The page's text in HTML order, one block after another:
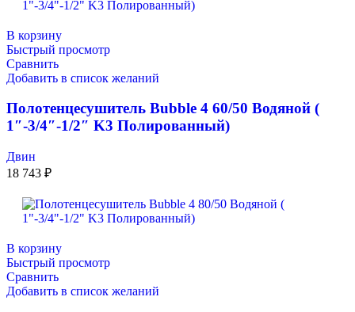
В корзину
Быстрый просмотр
Сравнить
Добавить в список желаний
Полотенцесушитель Bubble 4 60/50 Водяной (
1″-3/4″-1/2″ K3 Полированный)
Двин
18 743 ₽
В корзину
Быстрый просмотр
Сравнить
Добавить в список желаний